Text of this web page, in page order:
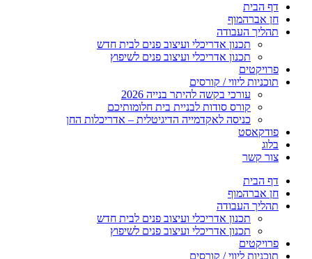
דף הבית
חן אברהמוף
תהליך העבודה
תכנון אדריכלי ועיצוב פנים לבית חדש
תכנון אדריכלי ועיצוב פנים לשיפוץ
פרויקטים
תוכניות ליווי / קורסים
עורכי בקשה להיתר בנייה 2026
קורס סודות לבניית בית חלומותיכם
כניסה לאקדמייה הדיגיטלית – אדריכלות החן
פודקאסט
בלוג
צור קשר
דף הבית
חן אברהמוף
תהליך העבודה
תכנון אדריכלי ועיצוב פנים לבית חדש
תכנון אדריכלי ועיצוב פנים לשיפוץ
פרויקטים
תוכניות ליווי / קורסים